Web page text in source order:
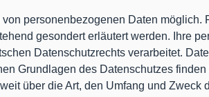
personenbezogenen Daten
gesondert erläutert werden. Ihre
Datenschutzrechts verarbeitet.
Grundlagen des Datenschutzes
über die Art, den Umfang und